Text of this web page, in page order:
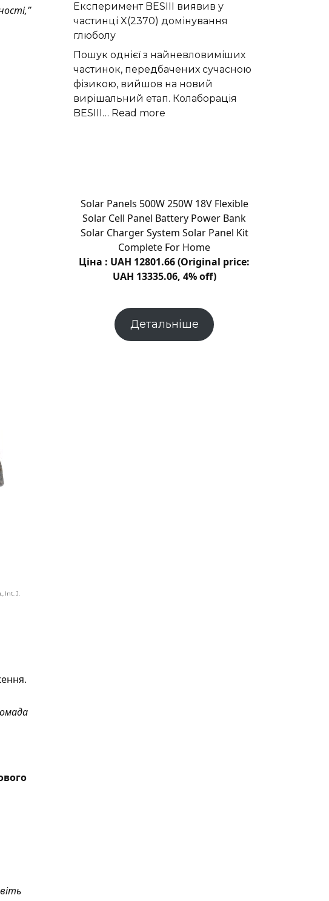
Int. J.
чорні
діри
стільки
ж
речовини
як
поглинають
Експеримент BESIII виявив у
частинці X(2370) домінування
глюболу
Пошук однієї з найневловиміших
частинок, передбачених сучасною
фізикою, вийшов на новий
вирішальний етап. Колаборація
BESIII… Read more
X(2370)
домінування
глюболу
Solar Panels 500W 250W 18V Flexible
Solar Cell Panel Battery Power Bank
Solar Charger System Solar Panel Kit
Complete For Home
Ціна : UAH 12801.66 (Original price:
UAH 13335.06, 4% off)
Детальніше